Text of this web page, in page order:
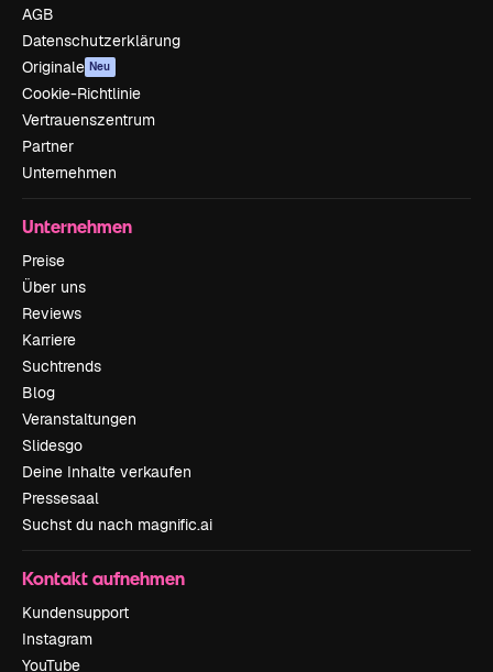
AGB
Datenschutzerklärung
Originale Neu
Cookie-Richtlinie
Vertrauenszentrum
Partner
Unternehmen
Unternehmen
Preise
Über uns
Reviews
Karriere
Suchtrends
Blog
Veranstaltungen
Slidesgo
Deine Inhalte verkaufen
Pressesaal
Suchst du nach magnific.ai
Kontakt aufnehmen
Kundensupport
Instagram
YouTube